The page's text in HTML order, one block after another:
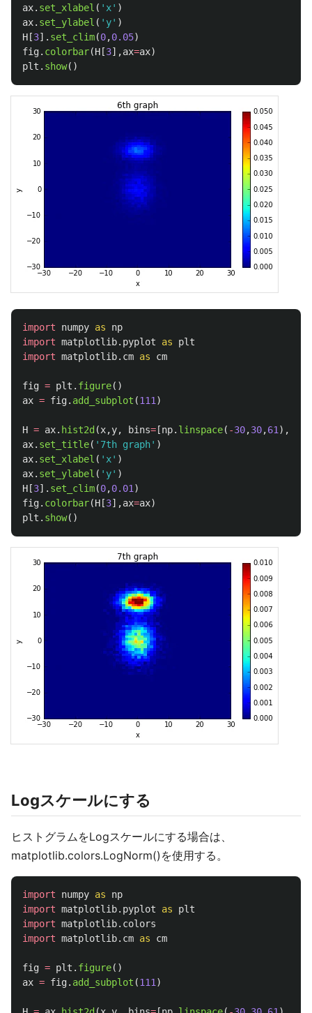
ax. set_xlabel ( ' x' )
ax. set_ylabel ( ' y' )
H [3]. set_clim(0,0.05)
fig. colorbar(H [3],ax=ax)
plt . show()
import numpy as
np
import matplotlib.pyplot as
plt
import matplotlib.cm as cm
fig = plt . figure()
ax = fig. add_subplot (111 )
H = ax. hist2d (x,y, bins= [np. linspace( -30,30,61 ),
ax. set_title( ' 7th graph' )
ax. set_xlabel ( ' x' )
ax. set_ylabel ( ' y' )
H [3]. set_clim(0,0.01 )
fig. colorbar(H [3],ax=ax)
plt . show()
Logスケールにする
ヒストグラムをLogスケールにする場合は、
matplotlib.colors.LogNorm()を使用する。
import numpy as
np
import matplotlib.pyplot as
plt
import matplotlib.colors
import matplotlib.cm as cm
fig = plt . figure()
ax = fig. add_subplot (111 )